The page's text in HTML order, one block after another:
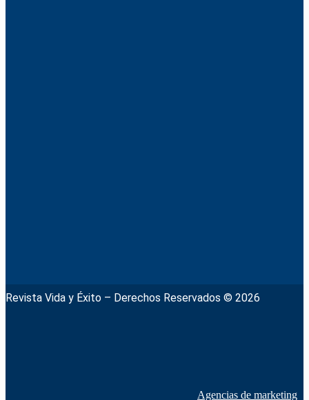
Revista Vida y Éxito – Derechos Reservados © 2026
Agencias de marketing